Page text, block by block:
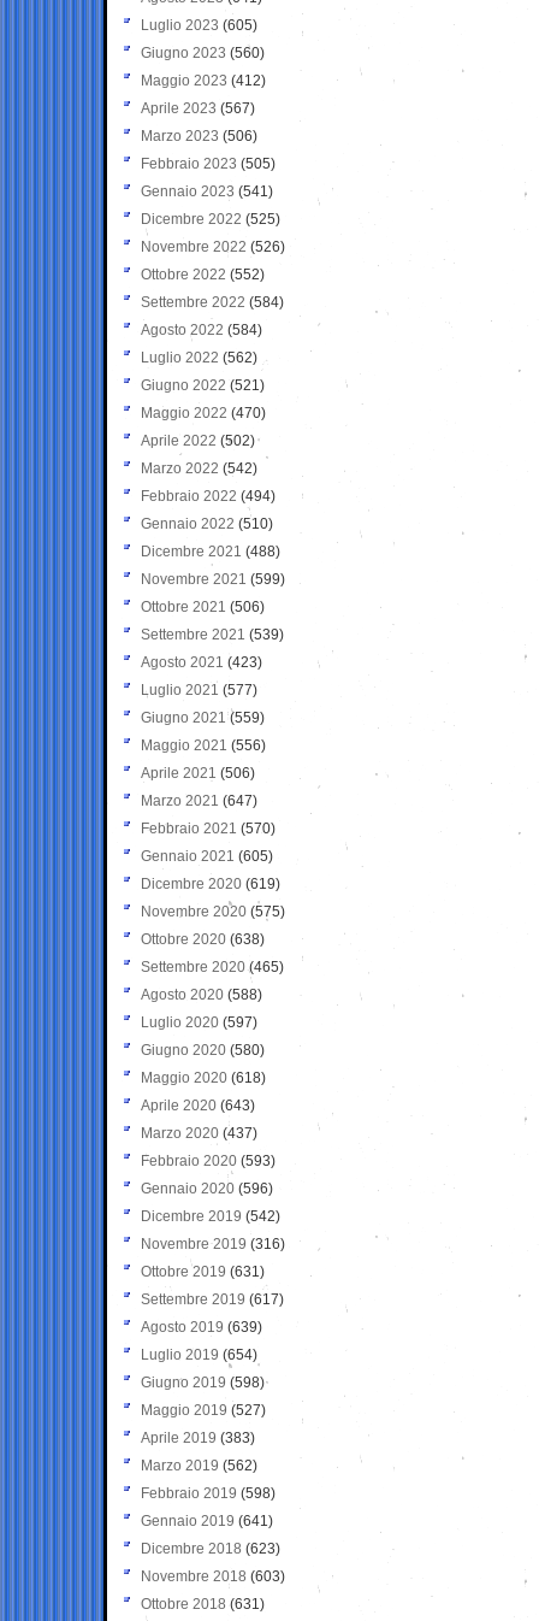
Luglio 2023 (605)
Giugno 2023 (560)
Maggio 2023 (412)
Aprile 2023 (567)
Marzo 2023 (506)
Febbraio 2023 (505)
Gennaio 2023 (541)
Dicembre 2022 (525)
Novembre 2022 (526)
Ottobre 2022 (552)
Settembre 2022 (584)
Agosto 2022 (584)
Luglio 2022 (562)
Giugno 2022 (521)
Maggio 2022 (470)
Aprile 2022 (502)
Marzo 2022 (542)
Febbraio 2022 (494)
Gennaio 2022 (510)
Dicembre 2021 (488)
Novembre 2021 (599)
Ottobre 2021 (506)
Settembre 2021 (539)
Agosto 2021 (423)
Luglio 2021 (577)
Giugno 2021(559)
Maggio 2021 (556)
Aprile 2021 (506)
Marzo 2021 (647)
Febbraio 2021 (570)
Gennaio 2021 (605)
Dicembre 2020 (619)
Novembre 2020 (575)
Ottobre 2020 (638)
Settembre 2020(465)
Agosto 2020 (588)
Luglio 2020 (597)
Giugno 2020 (580)
Maggio 2020 (618)
Aprile 2020 (643)
Marzo 2020 (437)
Febbraio 2020 (593)
Gennaio 2020 (596)
Dicembre 2019 (542)
Novembre 2019 (316)
Ottobre 2019 (631)
Settembre 2019 (617)
Agosto 2019 (639)
Luglio 2019 (654)
Giugno 2019 (598)
Maggio 2019 (527)
Aprile 2019 (383)
Marzo 2019 (562)
Febbraio 2019 (598)
Gennaio 2019 (641)
Dicembre 2018 (623)
Novembre 2018 (603)
Ottobre 2018 (631)